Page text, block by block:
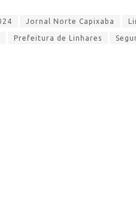
Jornal Norte Capixaba
Prefeitura de Linhares